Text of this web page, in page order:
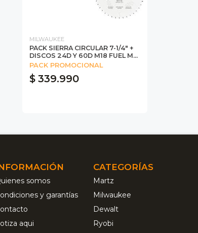
MILWAUKEE
PACK SIERRA CIRCULAR 7-1/4" +
DISCOS 24D Y 60D M18 FUEL M...
PACK PROMOCIONAL
$ 339.990
somos
y garantías
aqui
CATEGORÍAS
Martz
Milwaukee
Dewalt
Ryobi